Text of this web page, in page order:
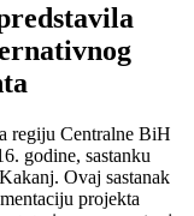
regiju Centralne BiH
godine, sastanku
Ovaj sastanak
projekta